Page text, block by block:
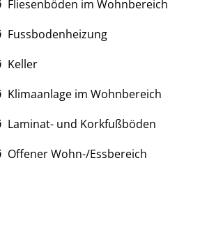
Fliesenböden im Wohnbereich
Fussbodenheizung
Keller
Klimaanlage im Wohnbereich
Laminat- und Korkfußböden
Offener Wohn-/Essbereich